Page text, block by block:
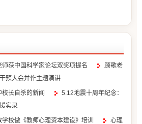
获中国科学家论坛双奖项提名
顾歌老
预大会并作主题演讲
长自杀的新闻
5.12地震十周年纪念：
实录
校做《教师心理资本建设》培训 心理